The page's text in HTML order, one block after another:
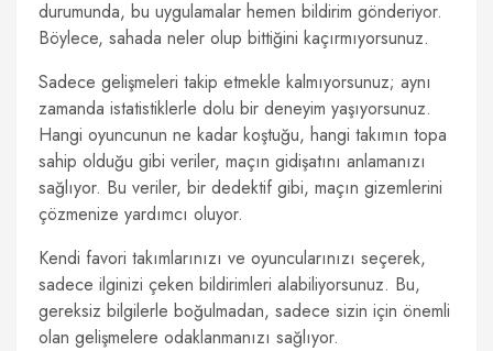
durumunda, bu uygulamalar hemen bildirim gönderiyor.
Böylece, sahada neler olup bittiğini kaçırmıyorsunuz.
Sadece gelişmeleri takip etmekle kalmıyorsunuz; aynı
zamanda istatistiklerle dolu bir deneyim yaşıyorsunuz.
Hangi oyuncunun ne kadar koştuğu, hangi takımın topa
sahip olduğu gibi veriler, maçın gidişatını anlamanızı
sağlıyor. Bu veriler, bir dedektif gibi, maçın gizemlerini
çözmenize yardımcı oluyor.
Kendi favori takımlarınızı ve oyuncularınızı seçerek,
sadece ilginizi çeken bildirimleri alabiliyorsunuz. Bu,
gereksiz bilgilerle boğulmadan, sadece sizin için önemli
olan gelişmelere odaklanmanızı sağlıyor.